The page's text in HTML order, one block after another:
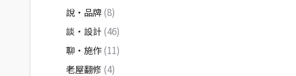
說・品牌(8)
談・設計(46)
聊・施作(11)
老屋翻修 (4)